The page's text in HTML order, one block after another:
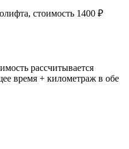
стоимость 1400 ₽
рассчитывается
время + километраж в обе